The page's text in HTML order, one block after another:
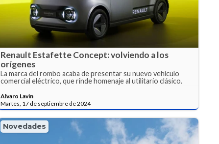
Renault Estafette Concept: volviendo a los
orígenes
La marca del rombo acaba de presentar su nuevo vehículo
comercial eléctrico, que rinde homenaje al utilitario clásico.
Alvaro Lavin
Martes, 17 de septiembre de 2024
Novedades